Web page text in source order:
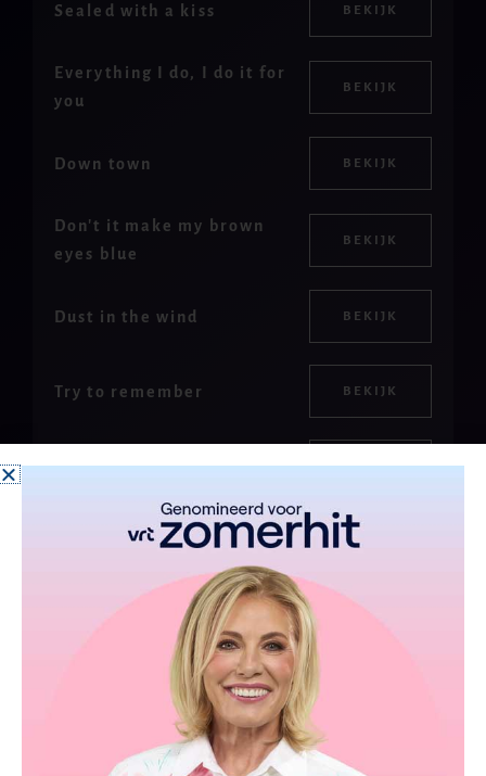
Sealed with a kiss BEKIJK
Everything I do, I do it for
you
BEKIJK
Down town BEKIJK
Don't it make my brown
eyes blue
BEKIJK
Dust in the wind BEKIJK
Try to remember BEKIJK
It's a heartache BEKIJK
Love is the reason BEKIJK
Plaisir d'amour
Against all odds BEKIJK